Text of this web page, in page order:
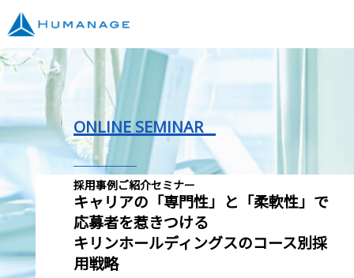
ONLINE SEMINAR
採用事例ご紹介セミナー
キャリアの「専門性」と「柔軟性」で
応募者を惹きつける
キリンホールディングスのコース別採
用戦略